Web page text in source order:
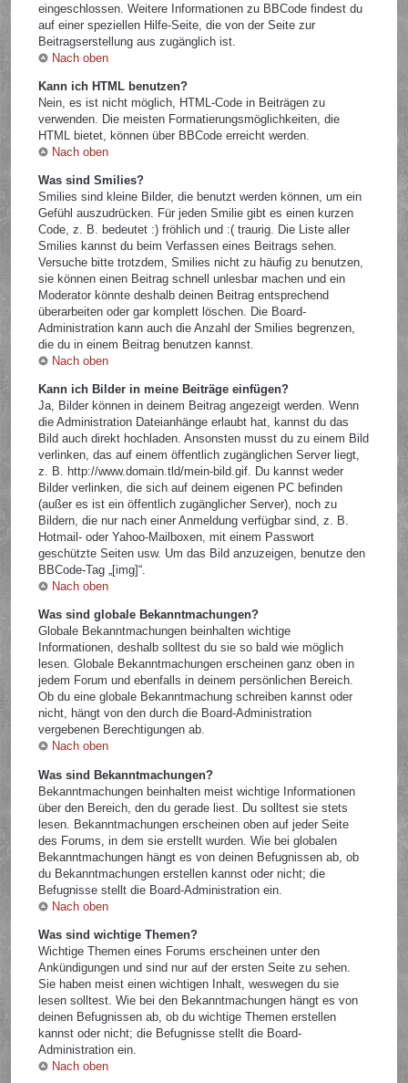
eingeschlossen. Weitere Informationen zu BBCode findest du
auf einer speziellen Hilfe-Seite, die von der Seite zur
Beitragserstellung aus zugänglich ist.
Nach oben
Kann ich HTML benutzen?
Nein, es ist nicht möglich, HTML-Code in Beiträgen zu
verwenden. Die meisten Formatierungsmöglichkeiten, die
HTML bietet, können über BBCode erreicht werden.
Nach oben
Was sind Smilies?
Smilies sind kleine Bilder, die benutzt werden können, um ein
Gefühl auszudrücken. Für jeden Smilie gibt es einen kurzen
Code, z. B. bedeutet :) fröhlich und :( traurig. Die Liste aller
Smilies kannst du beim Verfassen eines Beitrags sehen.
Versuche bitte trotzdem, Smilies nicht zu häufig zu benutzen,
sie können einen Beitrag schnell unlesbar machen und ein
Moderator könnte deshalb deinen Beitrag entsprechend
überarbeiten oder gar komplett löschen. Die Board-
Administration kann auch die Anzahl der Smilies begrenzen,
die du in einem Beitrag benutzen kannst.
Nach oben
Kann ich Bilder in meine Beiträge einfügen?
Ja, Bilder können in deinem Beitrag angezeigt werden. Wenn
die Administration Dateianhänge erlaubt hat, kannst du das
Bild auch direkt hochladen. Ansonsten musst du zu einem Bild
verlinken, das auf einem öffentlich zugänglichen Server liegt,
z. B. http://www.domain.tld/mein-bild.gif. Du kannst weder
Bilder verlinken, die sich auf deinem eigenen PC befinden
(außer es ist ein öffentlich zugänglicher Server), noch zu
Bildern, die nur nach einer Anmeldung verfügbar sind, z. B.
Hotmail- oder Yahoo-Mailboxen, mit einem Passwort
geschützte Seiten usw. Um das Bild anzuzeigen, benutze den
BBCode-Tag „[img]“.
Nach oben
Was sind globale Bekanntmachungen?
Globale Bekanntmachungen beinhalten wichtige
Informationen, deshalb solltest du sie so bald wie möglich
lesen. Globale Bekanntmachungen erscheinen ganz oben in
jedem Forum und ebenfalls in deinem persönlichen Bereich.
Ob du eine globale Bekanntmachung schreiben kannst oder
nicht, hängt von den durch die Board-Administration
vergebenen Berechtigungen ab.
Nach oben
Was sind Bekanntmachungen?
Bekanntmachungen beinhalten meist wichtige Informationen
über den Bereich, den du gerade liest. Du solltest sie stets
lesen. Bekanntmachungen erscheinen oben auf jeder Seite
des Forums, in dem sie erstellt wurden. Wie bei globalen
Bekanntmachungen hängt es von deinen Befugnissen ab, ob
du Bekanntmachungen erstellen kannst oder nicht; die
Befugnisse stellt die Board-Administration ein.
Nach oben
Was sind wichtige Themen?
Wichtige Themen eines Forums erscheinen unter den
Ankündigungen und sind nur auf der ersten Seite zu sehen.
Sie haben meist einen wichtigen Inhalt, weswegen du sie
lesen solltest. Wie bei den Bekanntmachungen hängt es von
deinen Befugnissen ab, ob du wichtige Themen erstellen
kannst oder nicht; die Befugnisse stellt die Board-
Administration ein.
Nach oben